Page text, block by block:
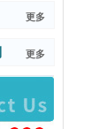
更多
更多